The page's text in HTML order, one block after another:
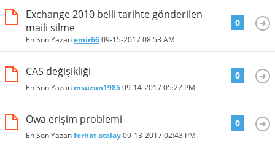
Exchange 2010 belli tarihte gönderilen
maili silme
En Son Yazanemir6609-15-201708:53 AM
0
CAS değişikliği
En Son Yazan msuzun198509-14-201705:27 PM
0
Owa erişim problemi
En Son Yazanferhat atalay09-13-201702:43 PM
0